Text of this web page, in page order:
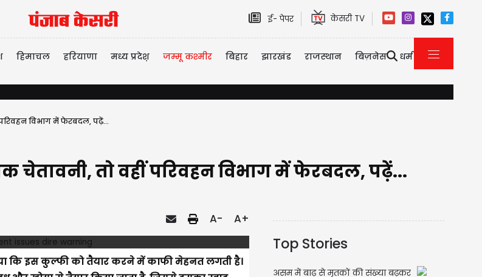
ई- पेपर केसरी TV
हिमाचल हरियाणा मध्य प्रदेश़ जम्मू कश्मीर बिहार झारखंड राजस्थान बिज़नेस धर्म
विभाग में फेरबदल, पढ़ें...
चेतावनी, तो वहीं परिवहन विभाग में फेरबदल, पढ़ें...
A- A+
कि इस कुल्फी को तैयार करने में काफी मेहनत लगती है।
Top Stories
असम में बाढ़ से मृतकों की संख्या बढ़कर